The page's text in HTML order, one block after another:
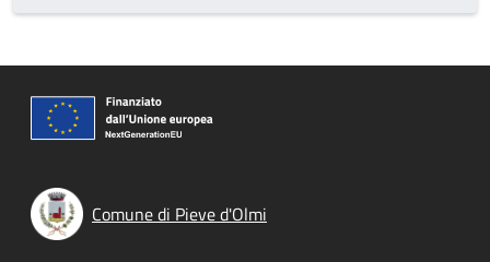
Comune di Pieve d'Olmi